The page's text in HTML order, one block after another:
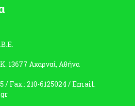
13677 Αχαρναί, Αθήνα
/ Fax.: 210-6125024 /Email: